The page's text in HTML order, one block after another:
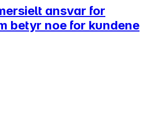
ansvar for
betyr noe for kundene